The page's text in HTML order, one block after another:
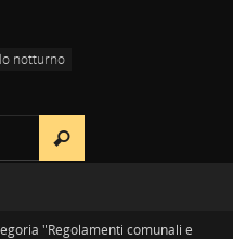
notturno
"Regolamenti comunali e